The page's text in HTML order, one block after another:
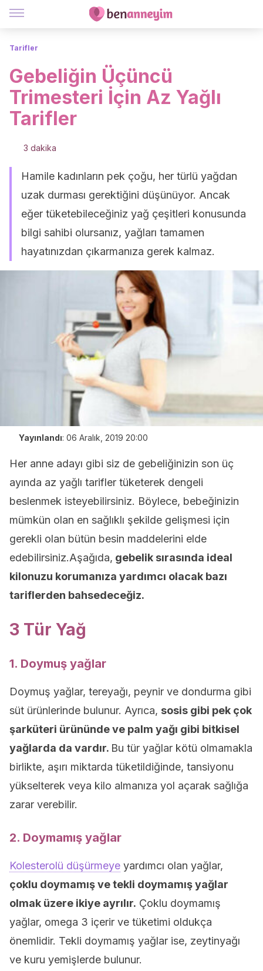
Tarifler
Gebeliğin Üçüncü
Trimesteri İçin Az Yağlı
Tarifler
3 dakika
Hamile kadınların pek çoğu, her türlü yağdan
uzak durması gerektiğini düşünüyor. Ancak
eğer tüketebileceğiniz yağ çeşitleri konusunda
bilgi sahibi olursanız, yağları tamamen
hayatınızdan çıkarmanıza gerek kalmaz.
Yayınlandı: 06 Aralık, 2019 20:00
Her anne adayı gibi siz de gebeliğinizin son üç
ayında az yağlı tarifler tüketerek dengeli
beslenmek isteyebilirsiniz. Böylece, bebeğinizin
mümkün olan en sağlıklı şekilde gelişmesi için
gerekli olan bütün besin maddelerini elde
edebilirsiniz.Aşağıda, gebelik sırasında ideal
kilonuzu korumanıza yardımcı olacak bazı
tariflerden bahsedeceğiz.
3 Tür Yağ
1. Doymuş yağlar
Doymuş yağlar, tereyağı, peynir ve dondurma gibi
süt ürünlerinde bulunur. Ayrıca, sosis gibi pek çok
şarküteri ürününde ve palm yağı gibi bitkisel
yağlarda da vardır. Bu tür yağlar kötü olmamakla
birlikte, aşırı miktarda tüketildiğinde, tansiyonu
yükselterek veya kilo almanıza yol açarak sağlığa
zarar verebilir.
2. Doymamış yağlar
Kolesterolü düşürmeye yardımcı olan yağlar,
çoklu doymamış ve tekli doymamış yağlar
olmak üzere ikiye ayrılır. Çoklu doymamış
yağlar, omega 3 içerir ve tüketimi oldukça
önemlidir. Tekli doymamış yağlar ise, zeytinyağı
ve kuru yemişlerde bulunur.